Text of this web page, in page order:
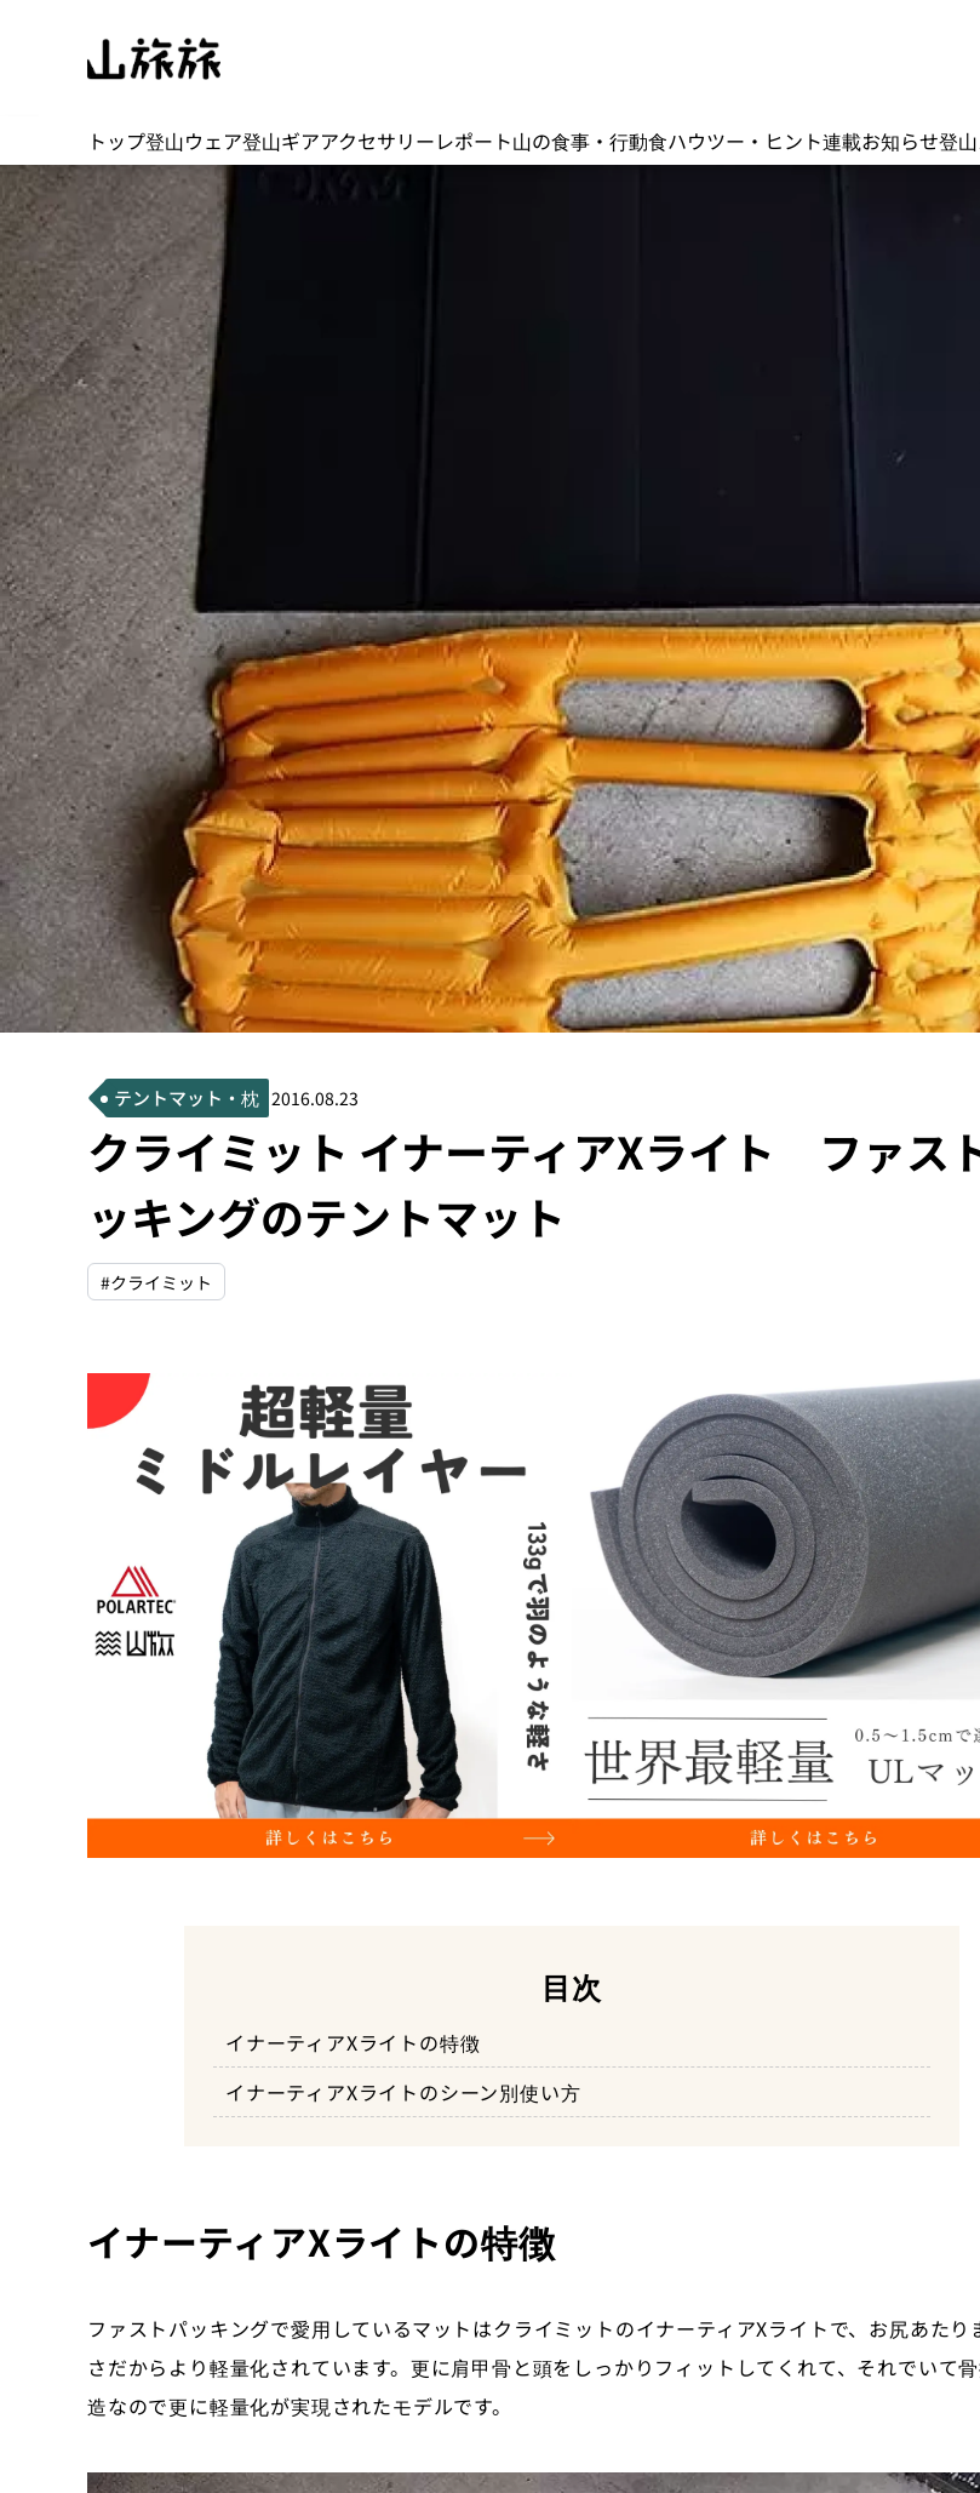
トップ登山ウェア登山ギアアクセサリーレポート山の食事・行動食ハウツー・ヒント連載お知らせ登
テントマット・枕 2016.08.23
クライミット イナーティアXライト ファス
ッキングのテントマット
#クライミット
目次
イナーティアXライトの特徴
イナーティアXライトのシーン別使い方
イナーティアXライトの特徴
ファストパッキングで愛用しているマットはクライミットのイナーティアXライトで、お尻あたり
さだからより軽量化されています。更に肩甲骨と頭をしっかりフィットしてくれて、それでいて
造なので更に軽量化が実現されたモデルです。